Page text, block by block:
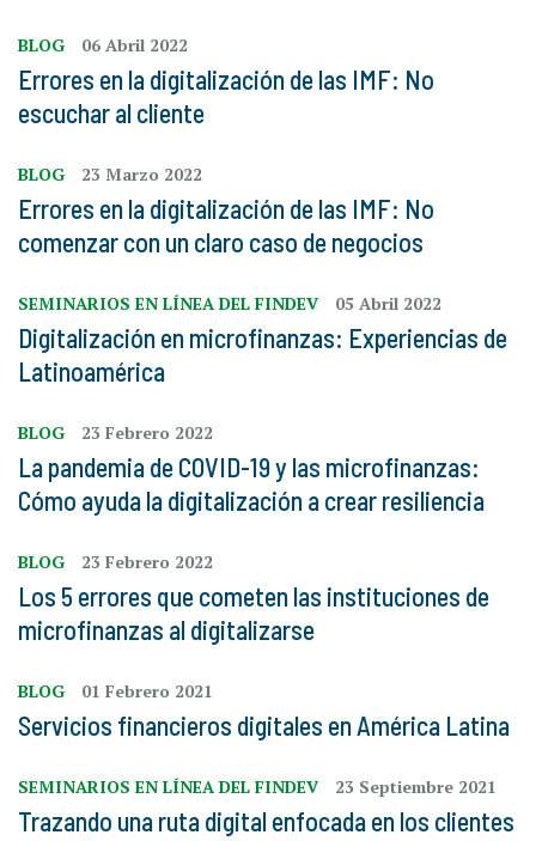
BLOG 06 Abril 2022
Errores en la digitalización de las IMF: No
escuchar al cliente
BLOG 23 Marzo 2022
Errores en la digitalización de las IMF: No
comenzar con un claro caso de negocios
SEMINARIOS EN LÍNEA DEL FINDEV 05 Abril 2022
Digitalización en microfinanzas: Experiencias de
Latinoamérica
BLOG 23 Febrero 2022
La pandemia de COVID-19 y las microfinanzas:
Cómo ayuda la digitalización a crear resiliencia
BLOG 23 Febrero 2022
Los 5 errores que cometen las instituciones de
microfinanzas al digitalizarse
BLOG 01 Febrero 2021
Servicios financieros digitales en América Latina
SEMINARIOS EN LÍNEA DEL FINDEV 23 Septiembre 2021
Trazando una ruta digital enfocada en los clientes